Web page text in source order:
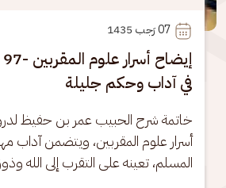
07 رَجب 1435
في آداب وحكم جليلة
خاتمة شرح الحبيب عمر بن حفيظ
أسرار علوم المقربين، ويتضمن آداب
المسلم، تعينه على التقرب إلى الله